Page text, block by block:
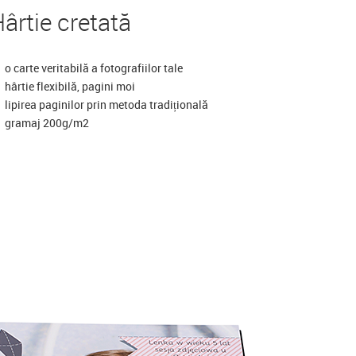
cretată
o carte veritabilă a fotografiilor tale
hârtie flexibilă, pagini moi
lipirea paginilor prin metoda tradițională
gramaj 200g/m2